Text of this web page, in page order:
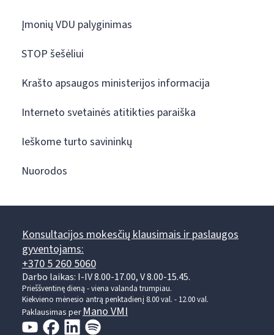
Įmonių VDU palyginimas
STOP šešėliui
Krašto apsaugos ministerijos informacija
Interneto svetainės atitikties paraiška
Ieškome turto savininkų
Nuorodos
Konsultacijos mokesčių klausimais ir paslaugos
gyventojams:
+370 5 260 5060
Darbo laikas: I-IV 8.00-17.00, V 8.00-15.45.
Prieššventinę dieną - viena valanda trumpiau.
Kiekvieno mėnesio antrą penktadienį 8.00 val. - 12.00 val.
Paklausimas per Mano VMI